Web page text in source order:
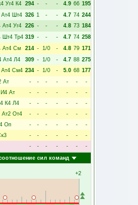
Уг4 К4 294 - - - 4.9 66 195
Ат4 Шт4 326 1 - - 4.7 74 244
Ат4 Уг4 226 - - - 4.8 73 184
Шт4 Тр4 319 - - - 4.7 74 258
Ат4 См 214 - 1/0 - 4.8 79 171
Ат4 Л4 309 - 1/0 - 4.7 88 275
Ат4 См4 234 - 1/0 - 5.0 68 177
Ат - - - - - -
-
И4 Ат - - - - - -
-
К4 Л4 - - - - - -
-
Ат2 От4 - - - - - -
-
Оп - - - - - -
-
- - - - - -
-
- - - - - -
-
сил команд
+2